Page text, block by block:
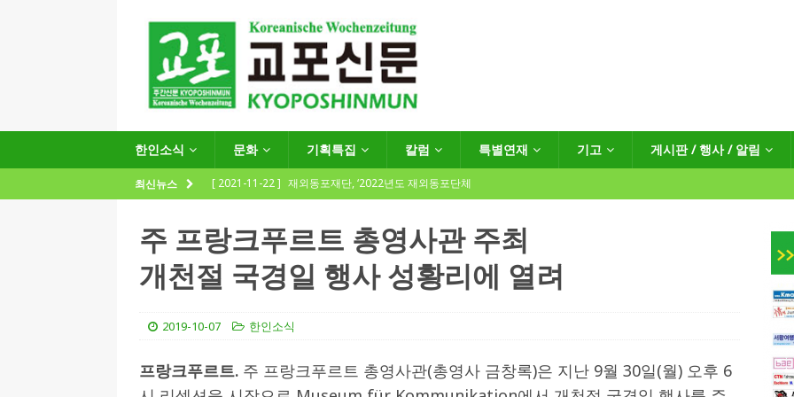
한인소식 문화 기획특집 칼럼 특별연재 기고 게시판 / 행사 / 알림
최신뉴스 [ 2021-11-22 ] 재외동포재단, ‘2022년도 재외동포단체
[ 2021-09-24 ] 함부르크한인회
제57회 정기총회 공고 및 제30대 한인회장선거 공고
게시판 / 행사 / 알림
(12.14일 기준)
[ 2026-07-27 ] “재독동포와 함께하는 재독일한인체육회로 거듭나겠습니다”
한인소식
[ 2026-07-27 ] KIST 유럽연구소 30돌…“한-EU 협력 ‘가교’ 넘어 혁신 거점으로” 한인소식
주 프랑크푸르트 총영사관 주최
개천절 국경일 행사 성황리에 열려
2019-10-07 한인소식
프랑크푸르트. 주 프랑크푸르트 총영사관(총영사 금창록)은 지난 9월 30일(월) 오후 6